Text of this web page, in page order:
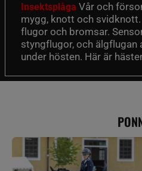
Insektsplåga Vår och
mygg, knott och
flugor och bromsar.
styngflugor, och älgflugan
under hösten. Här är